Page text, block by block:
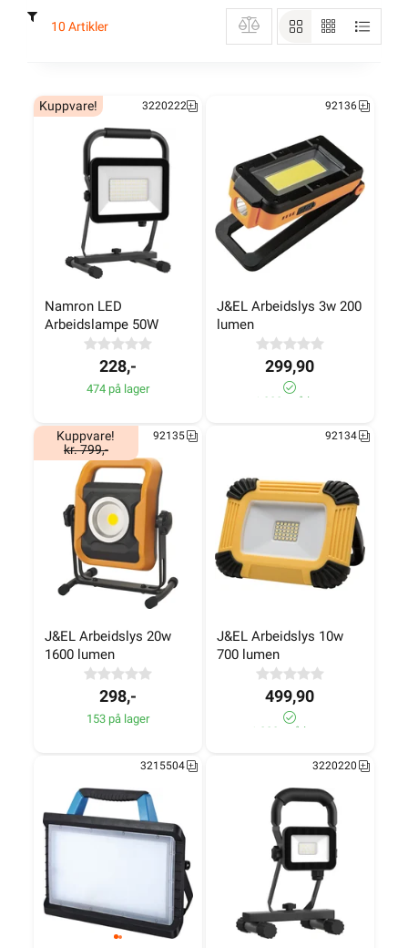
10 Artikler
Namron LED
Arbeidslampe 50W
Kuppvare! 3220222
228,-
474 på lager
J&EL Arbeidslys 3w 200
lumen
92136
299,90
>1 000+ på lager
J&EL Arbeidslys 20w
1600 lumen
Kuppvare!
kr. 799,-
92135
298,-
153 på lager
J&EL Arbeidslys 10w
700 lumen
92134
499,90
1 000+ på lager
3215504 3220220